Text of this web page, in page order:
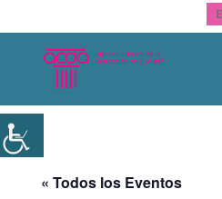
« Todos los Eventos